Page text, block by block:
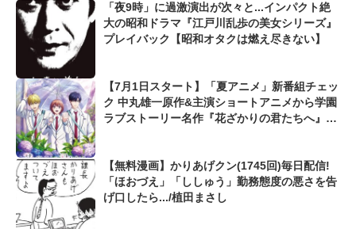
「夜9時」に過激演出が次々と...インパクト絶
大の昭和ドラマ『江戸川乱歩の美女シリーズ』
プレイバック【昭和オタクは燃え尽きない】
【7月1日スタート】「夏アニメ」新番組チェッ
ク 中丸雄一原作&主演ショートアニメから学園
ラブストーリー名作『花ざかりの君たちへ』ま
【無料漫画】かりあげクン(1745回)毎日配信!
「ほおづえ」「ししゅう」勤務態度の悪さを告
げ口したら.../植田まさし